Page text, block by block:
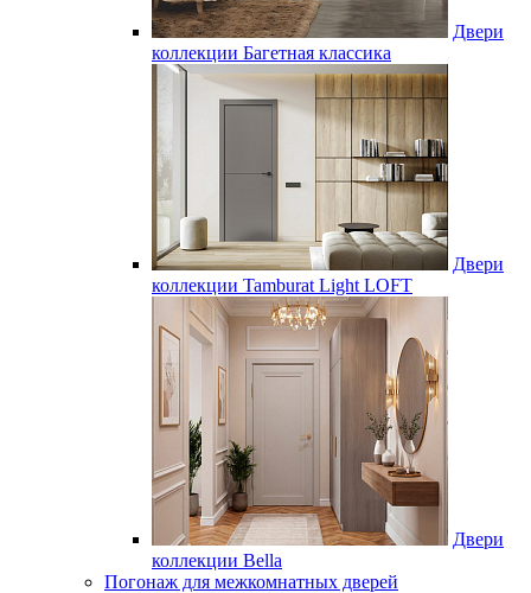
Двери
коллекции Багетная классика
Двери
коллекции Tamburat Light LOFT
Двери
коллекции Bella
Погонаж для межкомнатных дверей